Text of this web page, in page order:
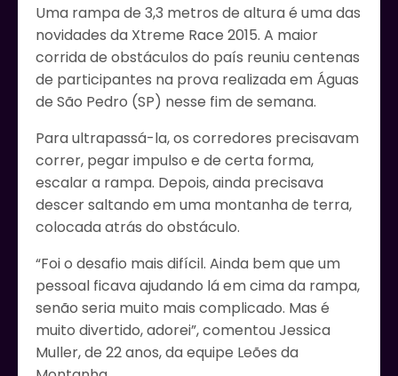
Uma rampa de 3,3 metros de altura é uma das
novidades da Xtreme Race 2015. A maior
corrida de obstáculos do país reuniu centenas
de participantes na prova realizada em Águas
de São Pedro (SP) nesse fim de semana.
Para ultrapassá-la, os corredores precisavam
correr, pegar impulso e de certa forma,
escalar a rampa. Depois, ainda precisava
descer saltando em uma montanha de terra,
colocada atrás do obstáculo.
“Foi o desafio mais difícil. Ainda bem que um
pessoal ficava ajudando lá em cima da rampa,
senão seria muito mais complicado. Mas é
muito divertido, adorei”, comentou Jessica
Muller, de 22 anos, da equipe Leões da